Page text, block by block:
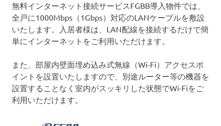
無料インターネット接続サービスFGBB導入物件では、
全戸に1000Mbps（1Gbps）対応のLANケーブルを敷設
いたします。入居者様は、LAN配線を接続するだけで簡
単にインターネットをご利用いただけます。
また、部屋内壁面埋め込み式無線（Wi-Fi）アクセスポ
イントを設置いたしますので、別途ルーター等の機器を
設置することなく室内がスッキリした状態でWi-Fiをご
利用いただけます。